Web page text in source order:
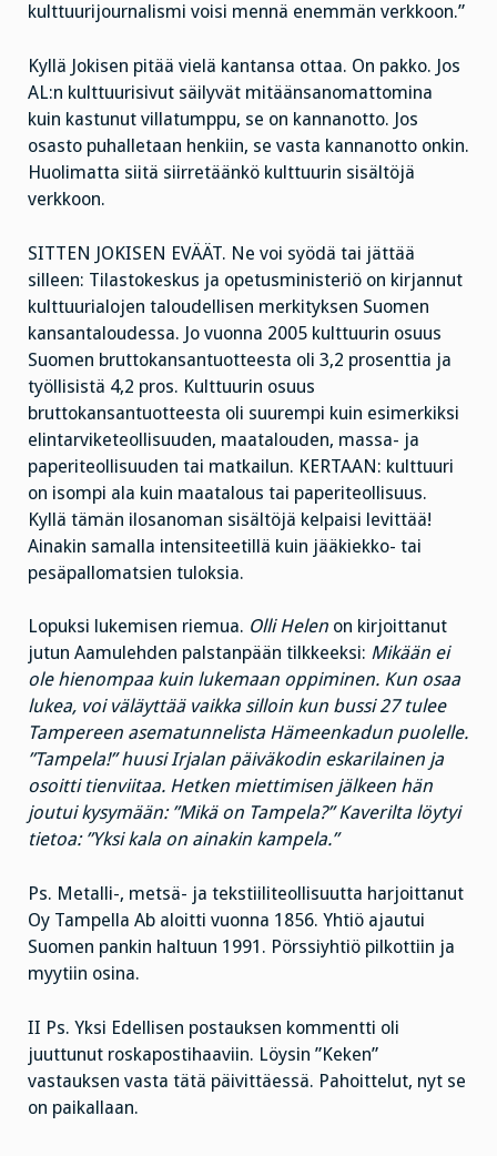
kulttuurijournalismi voisi mennä enemmän verkkoon.”
Kyllä Jokisen pitää vielä kantansa ottaa. On pakko. Jos
AL:n kulttuurisivut säilyvät mitäänsanomattomina
kuin kastunut villatumppu, se on kannanotto. Jos
osasto puhalletaan henkiin, se vasta kannanotto onkin.
Huolimatta siitä siirretäänkö kulttuurin sisältöjä
verkkoon.
SITTEN JOKISEN EVÄÄT. Ne voi syödä tai jättää
silleen: Tilastokeskus ja opetusministeriö on kirjannut
kulttuurialojen taloudellisen merkityksen Suomen
kansantaloudessa. Jo vuonna 2005 kulttuurin osuus
Suomen bruttokansantuotteesta oli 3,2 prosenttia ja
työllisistä 4,2 pros. Kulttuurin osuus
bruttokansantuotteesta oli suurempi kuin esimerkiksi
elintarviketeollisuuden, maatalouden, massa- ja
paperiteollisuuden tai matkailun. KERTAAN: kulttuuri
on isompi ala kuin maatalous tai paperiteollisuus.
Kyllä tämän ilosanoman sisältöjä kelpaisi levittää!
Ainakin samalla intensiteetillä kuin jääkiekko- tai
pesäpallomatsien tuloksia.
Lopuksi lukemisen riemua. Olli Helen on kirjoittanut
jutun Aamulehden palstanpään tilkkeeksi: Mikään ei
ole hienompaa kuin lukemaan oppiminen. Kun osaa
lukea, voi väläyttää vaikka silloin kun bussi 27 tulee
Tampereen asematunnelista Hämeenkadun puolelle.
”Tampela!” huusi Irjalan päiväkodin eskarilainen ja
osoitti tienviitaa. Hetken miettimisen jälkeen hän
joutui kysymään: ”Mikä on Tampela?” Kaverilta löytyi
tietoa: ”Yksi kala on ainakin kampela.”
Ps. Metalli-, metsä- ja tekstiiliteollisuutta harjoittanut
Oy Tampella Ab aloitti vuonna 1856. Yhtiö ajautui
Suomen pankin haltuun 1991. Pörssiyhtiö pilkottiin ja
myytiin osina.
II Ps. Yksi Edellisen postauksen kommentti oli
juuttunut roskapostihaaviin. Löysin ”Keken”
vastauksen vasta tätä päivittäessä. Pahoittelut, nyt se
on paikallaan.